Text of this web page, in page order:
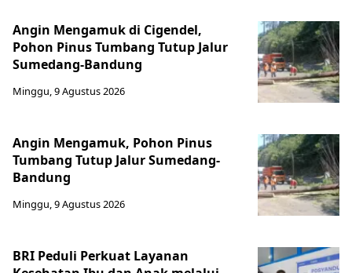
Angin Mengamuk di Cigendel,
Pohon Pinus Tumbang Tutup Jalur
Sumedang-Bandung
Minggu, 9 Agustus 2026
Angin Mengamuk, Pohon Pinus
Tumbang Tutup Jalur Sumedang-
Bandung
Minggu, 9 Agustus 2026
BRI Peduli Perkuat Layanan